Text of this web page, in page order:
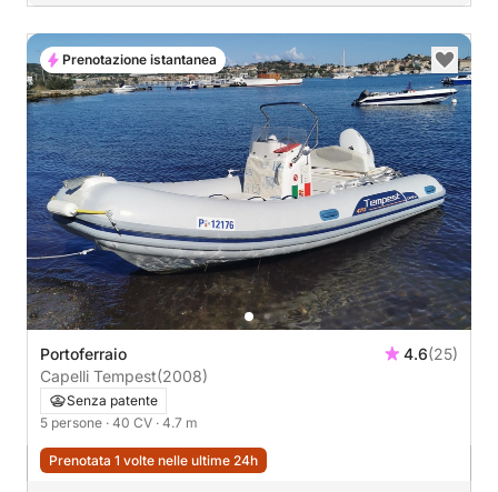
Portoferraio 4.6(25)
Capelli Tempest(2008)
Senza patente
5 persone · 40 CV · 4.7 m
Prenotata 1 volte nelle ultime 24h
Prenotazione istantanea